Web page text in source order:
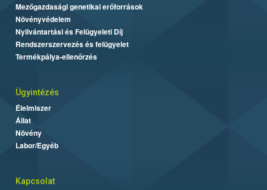
Mezőgazdasági genetikai erőforrások
Növényvédelem
Nyilvántartási és Felügyeleti Díj
Rendszerszervezés és felügyelet
Termékpálya-ellenőrzés
Ügyintézés
Élelmiszer
Állat
Növény
Labor/Egyéb
Kapcsolat